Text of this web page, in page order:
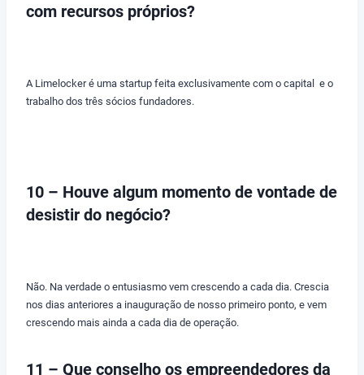
com recursos próprios?
A Limelocker é uma startup feita exclusivamente com o capital e o
trabalho dos três sócios fundadores.
10 – Houve algum momento de vontade de
desistir do negócio?
Não. Na verdade o entusiasmo vem crescendo a cada dia. Crescia
nos dias anteriores a inauguração de nosso primeiro ponto, e vem
crescendo mais ainda a cada dia de operação.
11 – Que conselho os empreendedores da